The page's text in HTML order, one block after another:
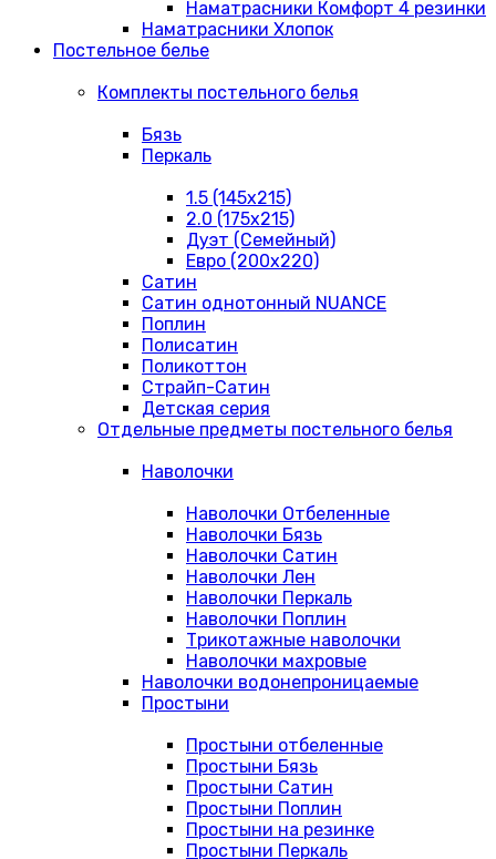
Наматрасники Комфорт 4 резинки
Наматрасники Хлопок
Постельное белье
Комплекты постельного белья
Бязь
Перкаль
1.5 (145х215)
2.0 (175х215)
Дуэт (Семейный)
Евро (200х220)
Сатин
Сатин однотонный NUANCE
Поплин
Полисатин
Поликоттон
Страйп-Сатин
Детская серия
Отдельные предметы постельного белья
Наволочки
Наволочки Отбеленные
Наволочки Бязь
Наволочки Сатин
Наволочки Лен
Наволочки Перкаль
Наволочки Поплин
Трикотажные наволочки
Наволочки махровые
Наволочки водонепроницаемые
Простыни
Простыни отбеленные
Простыни Бязь
Простыни Сатин
Простыни Поплин
Простыни на резинке
Простыни Перкаль